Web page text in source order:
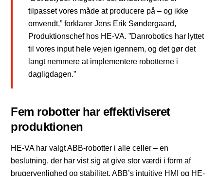
tilpasset vores måde at producere på – og ikke
omvendt,” forklarer Jens Erik Søndergaard,
Produktionschef hos HE-VA. ”Danrobotics har lyttet
til vores input hele vejen igennem, og det gør det
langt nemmere at implementere robotterne i
dagligdagen.”
Fem robotter har effektiviseret
produktionen
HE-VA har valgt ABB-robotter i alle celler – en
beslutning, der har vist sig at give stor værdi i form af
brugervenlighed og stabilitet. ABB’s intuitive HMI og HE-